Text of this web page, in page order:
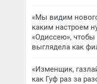
«Мы видим
каким настроем
«Одиссею», чтобы
выглядела как
«Изменщик,
как Гуф раз за